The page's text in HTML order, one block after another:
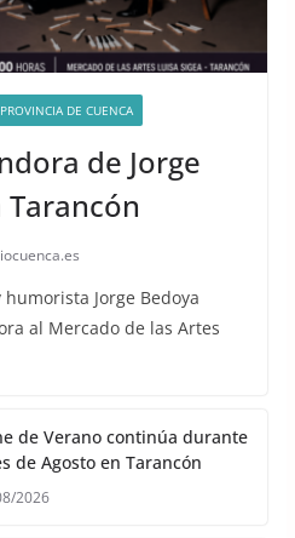
PROVINCIA DE CUENCA
de Jorge
Tarancón
Jorge Bedoya
al Mercado de las Artes
de Verano continúa durante
de Agosto en Tarancón
2026